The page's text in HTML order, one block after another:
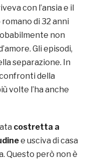
con l’ansia e il
di 32 anni
non
Gli episodi,
separazione. In
della
volte l’ha anche
costretta a
e usciva di casa
Questo però non è